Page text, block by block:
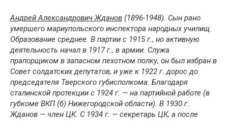
Андрей Александрович Жданов (1896-1948). Сын рано
умершего мариупольского инспектора народных училищ.
Образование среднее. В партии с 1915 г., но активную
деятельность начал в 1917 г., в армии. Служа
прапорщиком в запасном пехотном полку, он был избран в
Совет солдатских депутатов, и уже к 1922 г. дорос до
председателя Тверского губисполкома. Благодаря
сталинской протекции с 1924 г. — на партийной работе (в
губкоме ВКП (б) Нижегородской области). В 1930 г.
Жданов — член ЦК. С 1934 г. — секретарь ЦК, а после